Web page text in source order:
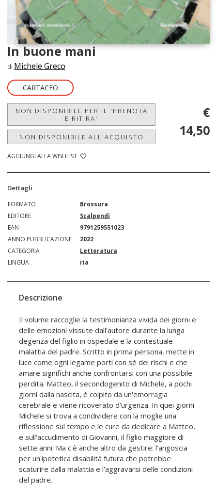
In buone mani
di Michele Greco
CARTACEO
NON DISPONIBILE PER IL 'PRENOTA
E RITIRA'
NON DISPONIBILE ALL'ACQUISTO
AGGIUNGI ALLA WISHLIST
€
14,50
Dettagli
FORMATO
Brossura
EDITORE
Scalpendi
EAN
9791259551023
ANNO PUBBLICAZIONE
2022
CATEGORIA
Letteratura
LINGUA
ita
Descrizione
Il volume raccoglie la testimonianza vivida dei giorni e
delle emozioni vissute dall'autore durante la lunga
degenza del figlio in ospedale e la contestuale
malattia del padre. Scritto in prima persona, mette in
luce come ogni legame porti con sé dei rischi e che
amare significhi anche confrontarsi con una possibile
perdita. Matteo, il secondogenito di Michele, a pochi
giorni dalla nascita, è colpito da un'emorragia
cerebrale e viene ricoverato d'urgenza. In quei giorni
Michele si trova a condividere con la moglie una
riflessione sul tempo e le cure da dedicare a Matteo,
e sull'accudimento di Giovanni, il figlio maggiore di
sette anni. Ma c'è anche altro da gestire: l'angoscia
per un'ipotetica disabilità futura che potrebbe
scaturire dalla malattia e l'aggravarsi delle condizioni
del padre.